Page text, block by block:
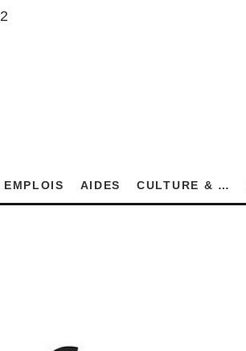
EMPLOIS AIDES CULTURE & …